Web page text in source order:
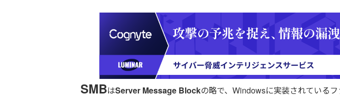
SMBはServer Message Blockの略で、Windowsに実装されているフ